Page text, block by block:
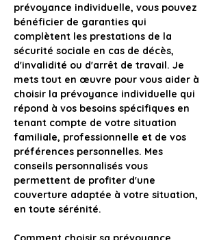
prévoyance individuelle, vous pouvez
bénéficier de garanties qui
complètent les prestations de la
sécurité sociale en cas de décès,
d'invalidité ou d'arrêt de travail. Je
mets tout en œuvre pour vous aider à
choisir la prévoyance individuelle qui
répond à vos besoins spécifiques en
tenant compte de votre situation
familiale, professionnelle et de vos
préférences personnelles. Mes
conseils personnalisés vous
permettent de profiter d'une
couverture adaptée à votre situation,
en toute sérénité.